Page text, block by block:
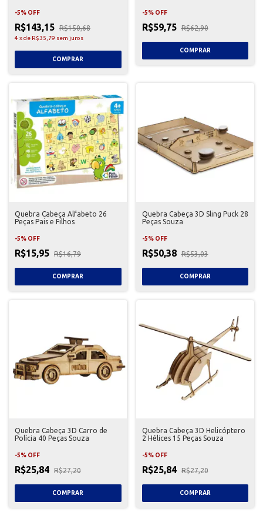
-5% OFF
R$143,15 R$150,68
4 xde R$35,79 sem juros
-5% OFF
R$59,75 R$62,90
Quebra Cabeça Alfabeto 26
Peças Pais e Filhos
-5% OFF
R$15,95 R$16,79
Quebra Cabeça 3D Sling Puck 28
Peças Souza
-5% OFF
R$50,38 R$53,03
Quebra Cabeça 3D Carro de
Polícia 40 Peças Souza
-5% OFF
R$25,84 R$27,20
Quebra Cabeça 3D Helicóptero
2 Hélices 15 Peças Souza
-5% OFF
R$25,84 R$27,20